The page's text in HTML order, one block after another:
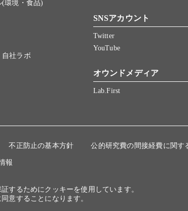
環境・食品)
社ラボ
SNSアカウント
Twitter
YouTube
オウンドメディア
Lab.First
不正防止の基本方針 公的研究費の間接経費に関す
報
するためにクッキーを使用しています。
意することになります。